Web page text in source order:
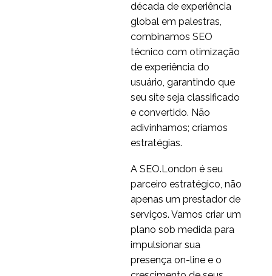
multiplataforma
3
Efeitos do design de
Smartphones na
usabilidade do site
1
Teste de usabilidade da
0
Quem é o responsável
comércio eletrônico? 0
17 de junho de 2020
década de experiência
global em palestras,
combinamos SEO
técnico com otimização
de experiência do
usuário, garantindo que
seu site seja classificado
e convertido. Não
adivinhamos; criamos
estratégias.
A SEO.London é seu
parceiro estratégico, não
apenas um prestador de
serviços. Vamos criar um
plano sob medida para
impulsionar sua
presença on-line e o